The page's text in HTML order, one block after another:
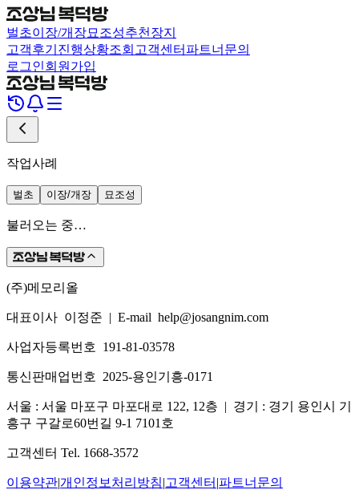
벌초이장/개장묘조성추천장지
고객후기 진행상황조회 고객센터 파트너문의
로그인회원가입
작업사례
벌초 이장/개장 묘조성
불러오는 중…
(주)메모리올
대표이사 이정준 | E-mail help@josangnim.com
사업자등록번호 191-81-03578
통신판매업번호 2025-용인기흥-0171
서울 : 서울 마포구 마포대로 122, 12층 | 경기 : 경기 용인시 기
흥구 구갈로60번길 9-1 7101호
고객센터 Tel. 1668-3572
이용약관|개인정보처리방침|고객센터 |파트너문의